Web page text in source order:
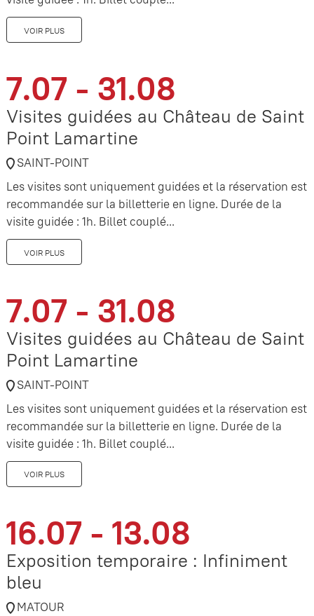
VOIR PLUS
7.07 - 31.08
Visites guidées au Château de Saint
Point Lamartine
SAINT-POINT
Les visites sont uniquement guidées et la réservation est
recommandée sur la billetterie en ligne. Durée de la
visite guidée : 1h. Billet couplé...
VOIR PLUS
7.07 - 31.08
Visites guidées au Château de Saint
Point Lamartine
SAINT-POINT
Les visites sont uniquement guidées et la réservation est
recommandée sur la billetterie en ligne. Durée de la
visite guidée : 1h. Billet couplé...
VOIR PLUS
16.07 - 13.08
Exposition temporaire : Infiniment
bleu
MATOUR